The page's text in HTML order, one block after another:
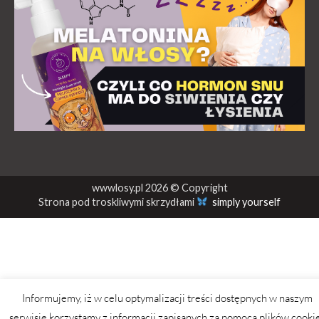
wwwlosy.pl 2026 © Copyright
Strona pod troskliwymi skrzydłami
simply yourself
Informujemy, iż w celu optymalizacji treści dostępnych w naszym